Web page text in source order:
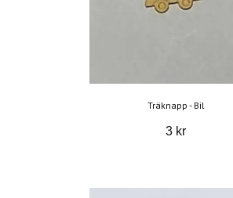
Träknapp - Bil
3 kr